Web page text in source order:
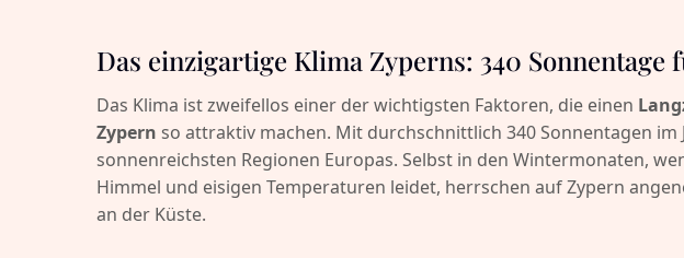
Das einzigartige Klima Zyperns: 340 Sonnentage
Das Klima ist zweifellos einer der wichtigsten Faktoren, die einen
Zypern so attraktiv machen. Mit durchschnittlich 340 Sonnentagen im
sonnenreichsten Regionen Europas. Selbst in den Wintermonaten,
Himmel und eisigen Temperaturen leidet, herrschen auf Zypern
an der Küste.